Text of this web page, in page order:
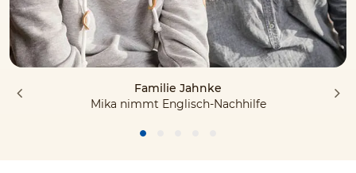
Familie Jahnke
Mika nimmt Englisch-Nachhilfe